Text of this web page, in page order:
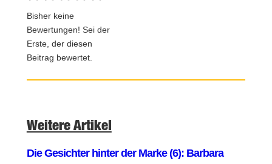
Bisher keine
Bewertungen! Sei der
Erste, der diesen
Beitrag bewertet.
Weitere Artikel